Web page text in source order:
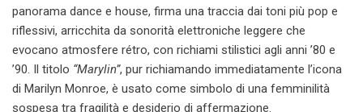
panorama dance e house, firma una traccia dai toni più pop e
riflessivi, arricchita da sonorità elettroniche leggere che
evocano atmosfere rétro, con richiami stilistici agli anni ’80 e
’90. Il titolo “Marylin”, pur richiamando immediatamente l’icona
di Marilyn Monroe, è usato come simbolo di una femminilità
sospesa tra fragilità e desiderio di affermazione.